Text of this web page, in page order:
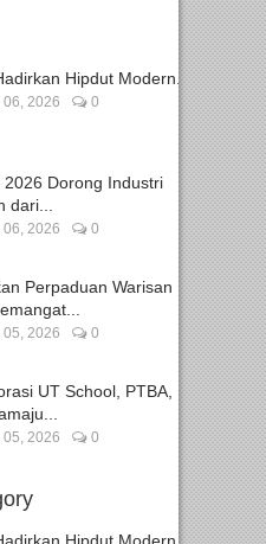
Hipdut Modern...
06, 2026 0
2026 Dorong Industri
dari...
06, 2026 0
Perpaduan Warisan
05, 2026 0
UT School, PTBA,
05, 2026 0
Hipdut Modern...